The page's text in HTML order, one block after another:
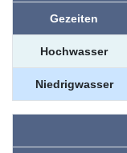
Gezeiten
Hochwasser
Niedrigwasser